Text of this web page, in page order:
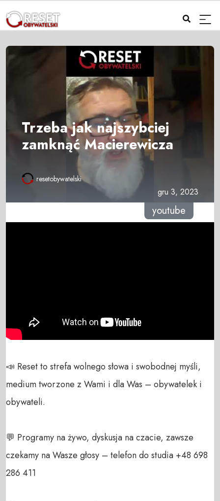
Trzeba jak najszybciej
zamknąć Macierewicza
resetobywatelski
gru 3, 2023
youtube
📣 Reset to strefa wolnego słowa i swobodnej myśli,
medium tworzone z Wami i dla Was – obywatelek i
obywateli.
💬 Programy na żywo, dyskusja na czacie, zawsze
czekamy na Wasze głosy – telefon do studia +48 698
286 411